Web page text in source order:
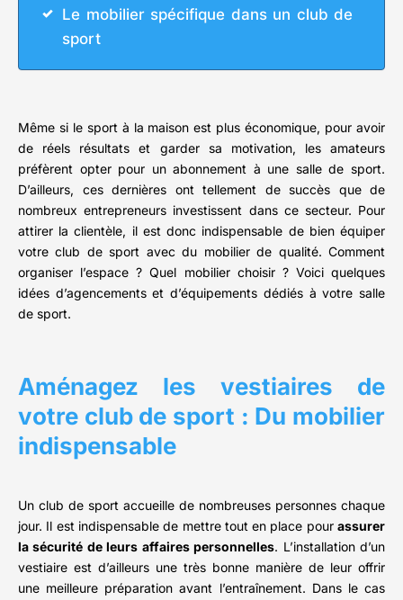
Le mobilier spécifique dans un club de
sport
Même si le sport à la maison est plus économique, pour avoir
de réels résultats et garder sa motivation, les amateurs
préfèrent opter pour un abonnement à une salle de sport.
D’ailleurs, ces dernières ont tellement de succès que de
nombreux entrepreneurs investissent dans ce secteur. Pour
attirer la clientèle, il est donc indispensable de bien équiper
votre club de sport avec du mobilier de qualité. Comment
organiser l’espace ? Quel mobilier choisir ? Voici quelques
idées d’agencements et d’équipements dédiés à votre salle
de sport.
Aménagez les vestiaires de
votre club de sport : Du mobilier
indispensable
Un club de sport accueille de nombreuses personnes chaque
jour. Il est indispensable de mettre tout en place pour assurer
la sécurité de leurs affaires personnelles. L’installation d’un
vestiaire est d’ailleurs une très bonne manière de leur offrir
une meilleure préparation avant l’entraînement. Dans le cas